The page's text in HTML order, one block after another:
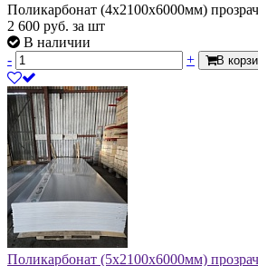
Поликарбонат (4х2100х6000мм)
2 600 руб. за шт
В наличии
-
+ В
Поликарбонат (5х2100х6000мм)